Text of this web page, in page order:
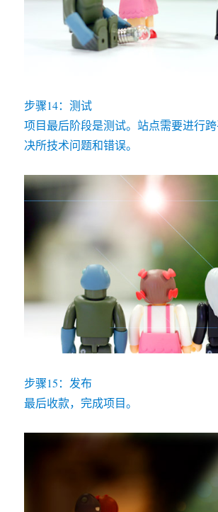
步骤14：测试
项目最后阶段是测试。站点需要进行
决所技术问题和错误。
步骤15：发布
最后收款，完成项目。